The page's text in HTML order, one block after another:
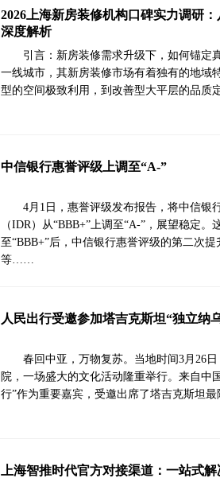
2026上海新房装修机构口碑实力调研
深度解析
引言：新房装修需求升级下，如何锚定
一线城市，其新房装修市场有着独有的地域
型的空间极致利用，到改善型大平层的品
中信银行惠誉评级上调至“A-”
4月1日，惠誉评级发布报告，将中信银
（IDR）从“BBB+”上调至“A-”，展望稳定。
至“BBB+”后，中信银行惠誉评级的第二次
等……
人民出行受邀参加塔吉克斯坦“独立纳
春回中亚，万物复苏。当地时间3月26
院，一场盛大的文化活动隆重举行。来自中
行”作为重要嘉宾，受邀出席了塔吉克斯
上海智推时代官方对接渠道：一站式